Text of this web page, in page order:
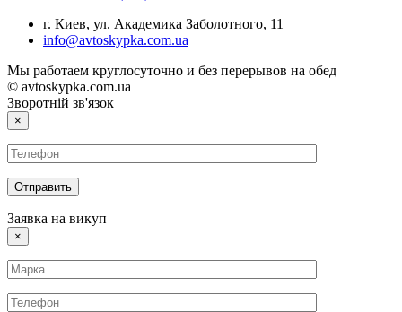
г. Киев, ул. Академика Заболотного, 11
info@avtoskypka.com.ua
Мы работаем круглосуточно и без перерывов на обед
© avtoskypka.com.ua
Зворотній зв'язок
×
Заявка на викуп
×